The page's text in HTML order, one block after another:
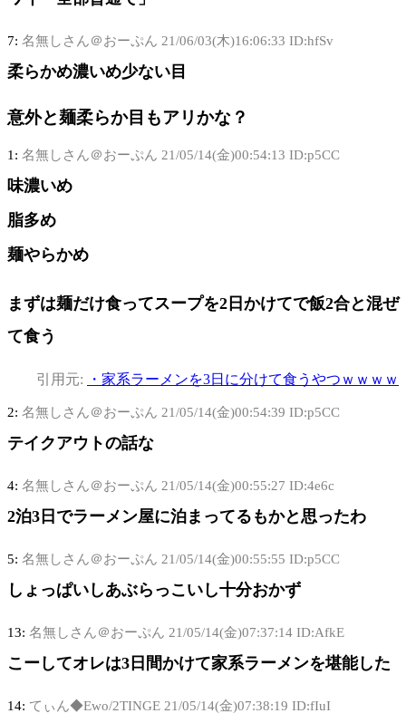
7: 名無しさん＠おーぷん 21/06/03(木)16:06:33 ID:hfSv
柔らかめ濃いめ少ない目
意外と麺柔らか目もアリかな？
1: 名無しさん＠おーぷん 21/05/14(金)00:54:13 ID:p5CC
味濃いめ
脂多め
麺やらかめ
まずは麺だけ食ってスープを2日かけてで飯2合と混ぜ
て食う
引用元: ・家系ラーメンを3日に分けて食うやつｗｗｗｗ
2: 名無しさん＠おーぷん 21/05/14(金)00:54:39 ID:p5CC
テイクアウトの話な
4: 名無しさん＠おーぷん 21/05/14(金)00:55:27 ID:4e6c
2泊3日でラーメン屋に泊まってるもかと思ったわ
5: 名無しさん＠おーぷん 21/05/14(金)00:55:55 ID:p5CC
しょっぱいしあぶらっこいし十分おかず
13: 名無しさん＠おーぷん 21/05/14(金)07:37:14 ID:AfkE
こーしてオレは3日間かけて家系ラーメンを堪能した
14: てぃん◆Ewo/2TINGE 21/05/14(金)07:38:19 ID:fIuI